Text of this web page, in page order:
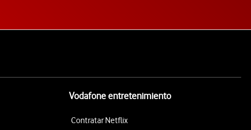
Vodafone entretenimiento
Contratar Netflix